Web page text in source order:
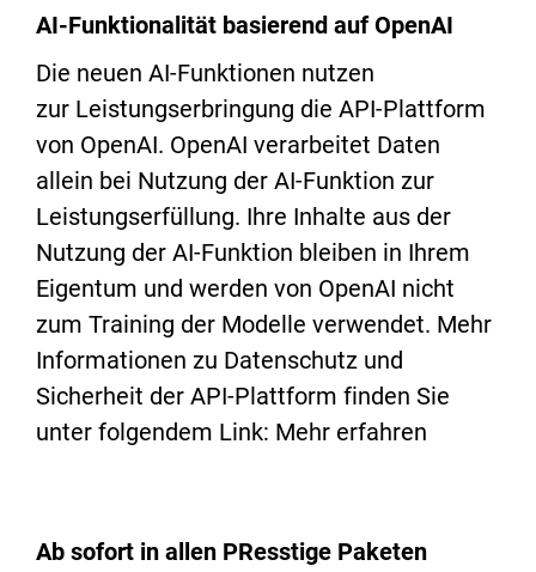
AI-Funktionalität basierend auf OpenAI
Die neuen AI-Funktionen nutzen
zur Leistungserbringung die API-Plattform
von OpenAI. OpenAI verarbeitet Daten
allein bei Nutzung der AI-Funktion zur
Leistungserfüllung. Ihre Inhalte aus der
Nutzung der AI-Funktion bleiben in Ihrem
Eigentum und werden von OpenAI nicht
zum Training der Modelle verwendet. Mehr
Informationen zu Datenschutz und
Sicherheit der API-Plattform finden Sie
unter folgendem Link: Mehr erfahren
Ab sofort in allen PResstige Paketen